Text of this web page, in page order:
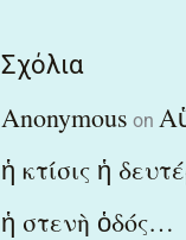
Σχόλια
Anonymous on
ἡ κτίσις ἡ
ἡ στενὴ ὁδός…